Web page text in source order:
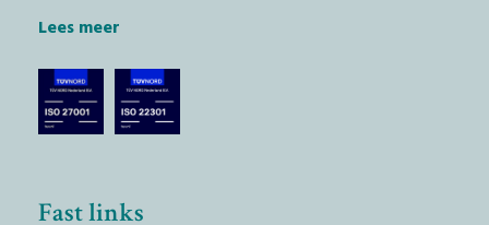
geven wij Managed Service Providers (MSP’s) en
softwarebedrijven (ISV’s) de kans daadwerkelijk het
verschil te maken.
De technologische keuze die we hierbij hebben
Lees meer
Fast links